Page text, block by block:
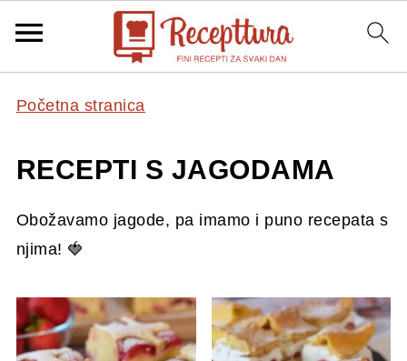
Početna stranica
RECEPTI S JAGODAMA
Obožavamo jagode, pa imamo i puno recepata s
njima! 🍓